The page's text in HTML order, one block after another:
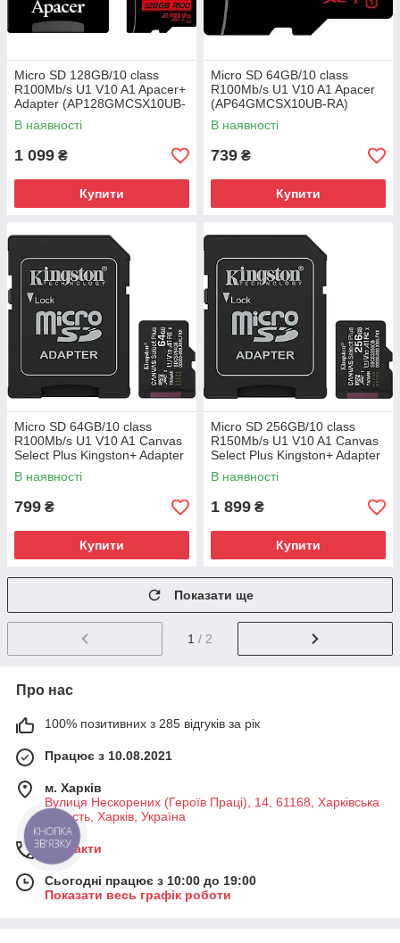
Micro SD 128GB/10 class
R100Mb/s U1 V10 A1 Apacer+
Adapter (AP128GMCSX10UB-
R)
В наявності
1 099 ₴
Купити
Micro SD 64GB/10 class
R100Mb/s U1 V10 A1 Apacer
(AP64GMCSX10UB-RA)
В наявності
739 ₴
Купити
Micro SD 64GB/10 class
R100Mb/s U1 V10 A1 Canvas
Select Plus Kingston+ Adapter
(SDCS3/64GB)
В наявності
799 ₴
Купити
Micro SD 256GB/10 class
R150Mb/s U1 V10 A1 Canvas
Select Plus Kingston+ Adapter
(SDCS3/256GB)
В наявності
1 899 ₴
Купити
Показати ще
1 / 2
Про нас
100% позитивних з 285 відгуків за рік
Працює з 10.08.2021
м. Харків
Вулиця Нескорених (Героїв Праці), 14, 61168, Харківська
область, Харків, Україна
Контакти
Сьогодні працює з 10:00 до 19:00
Показати весь графік роботи
КНОПКА
ЗВ'ЯЗКУ